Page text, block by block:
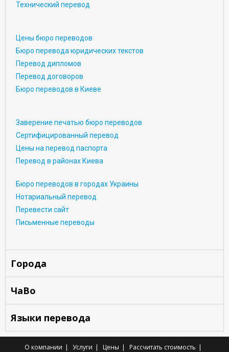
Технический перевод
Цены бюро переводов
Бюро перевода юридических текстов
Перевод дипломов
Перевод договоров
Бюро переводов в Киеве
Заверение печатью бюро переводов
Сертифицированный перевод
Цены на перевод паспорта
Перевод в районах Киева
Бюро переводов в городах Украины
Нотариальный перевод
Перевести сайт
Письменные переводы
Города
ЧаВо
Языки перевода
О компании Услуги Цены Рассчитать стоимость